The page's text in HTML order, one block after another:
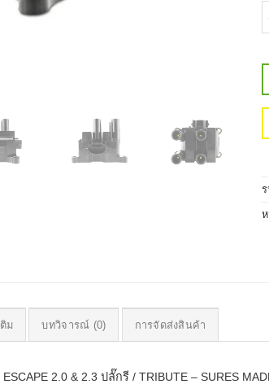
ม บทวิจารณ์ (0) การจัดส่งสินค้า
2.0 & 2.3 ปลั๊กรี / TRIBUTE – SURES